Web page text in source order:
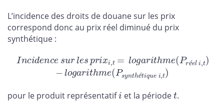
L’incidence des droits de douane sur les prix
correspond donc au prix réel diminué du prix
synthétique :
n d e e x og hm Pré )
é
− log arithme(Psy nthé tiquei,t)
pour le produit représentatif et la période .